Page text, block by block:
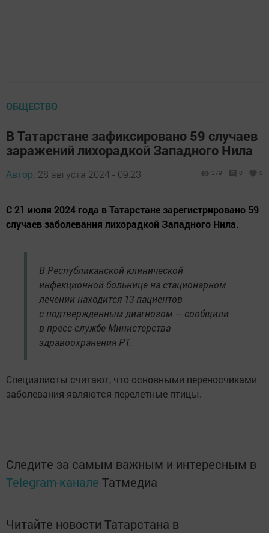
ОБЩЕСТВО
В Татарстане зафиксировано 59 случаев
заражений лихорадкой Западного Нила
Автор, 28 августа 2024 - 09:23 379 0 0
С 21 июля 2024 года в Татарстане зарегистрировано 59
случаев заболевания лихорадкой Западного Нила.
В Республиканской клинической
инфекционной больнице на стационарном
лечении находится 13 пациентов
с подтвержденным диагнозом — сообщили
в пресс-службе Министерства
здравоохранения РТ.
Специалисты считают, что основными переносчиками
заболевания являются перелетные птицы.
Следите за самым важным и интересным в
Telegram-канале Татмедиа
Читайте новости Татарстана в